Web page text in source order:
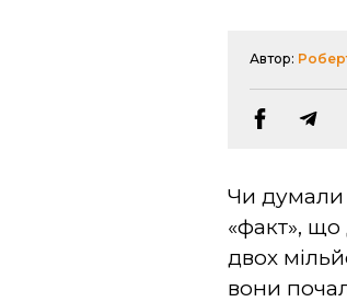
Автор:
Чи думали
«факт», що
двох
вони